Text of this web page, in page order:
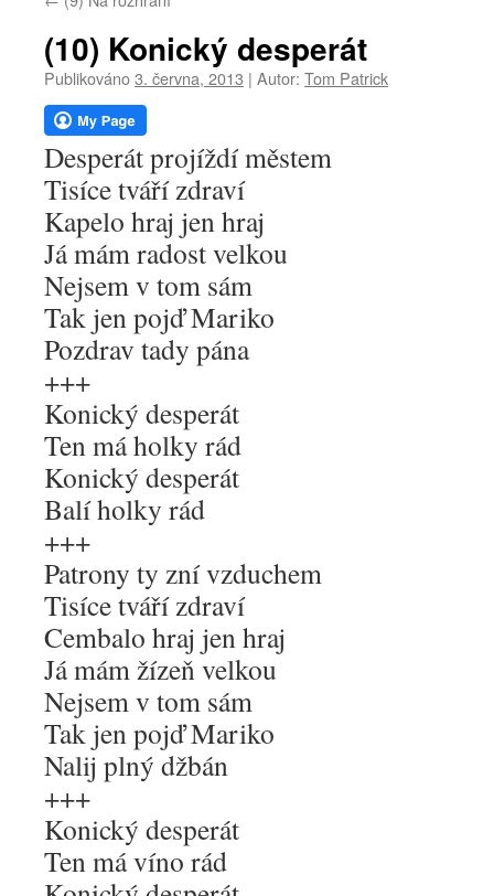
webu
(10) Konický desperát
Publikováno3. června, 2013 | Autor: Tom Patrick
Desperát projíždí městem
Tisíce tváří zdraví
Kapelo hraj jen hraj
Já mám radost velkou
Nejsem v tom sám
Tak jen pojď Mariko
Pozdrav tady pána
+++
Konický desperát
Ten má holky rád
Konický desperát
Balí holky rád
+++
Patrony ty zní vzduchem
Tisíce tváří zdraví
Cembalo hraj jen hraj
Já mám žízeň velkou
Nejsem v tom sám
Tak jen pojď Mariko
Nalij plný džbán
+++
Konický desperát
Ten má víno rád